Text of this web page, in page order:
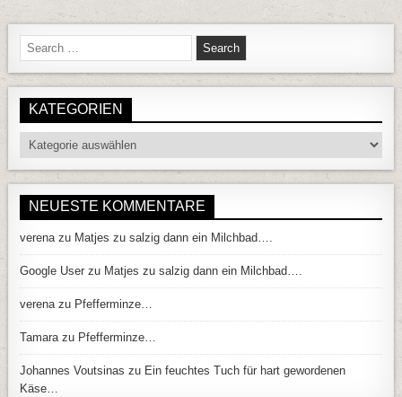
Search for:
KATEGORIEN
Kategorien
NEUESTE KOMMENTARE
verenazu Matjes zu salzig dann ein Milchbad….
Google User zu Matjes zu salzig dann ein Milchbad….
verenazu Pfefferminze…
Tamarazu Pfefferminze…
Johannes Voutsinas zu Ein feuchtes Tuch für hart gewordenen
Käse…